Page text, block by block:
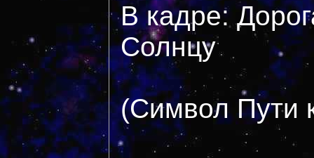
В кадре:
Солнцу
(Символ Пути